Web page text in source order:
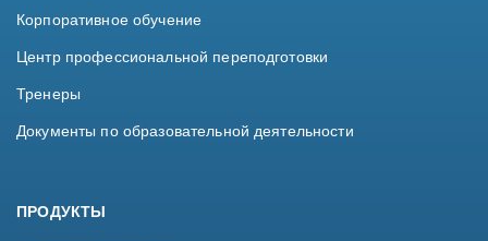
Корпоративное обучение
Центр профессиональной переподготовки
Тренеры
Документы по образовательной деятельности
ПРОДУКТЫ